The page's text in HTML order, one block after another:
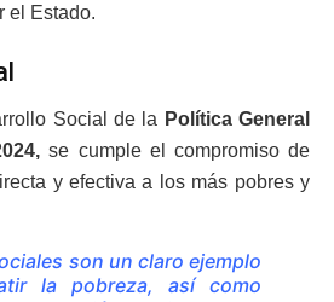
el Estado.
Social de la Política General
se cumple el compromiso de
y efectiva a los más pobres y
son un claro ejemplo
la pobreza, así como